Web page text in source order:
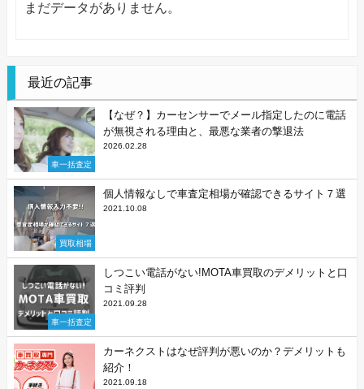
まだデータがありません。
最近の記事
車一括査定
【なぜ？】カーセンサーでメール指定したのに電話
が無視される理由と、最悪な業者の撃退法
2026.02.28
買取相場
個人情報なしで車査定相場が確認できるサイト７選
2021.10.08
車一括査定
しつこい電話がない!MOTA車買取のデメリットと口
コミ評判
2021.09.28
カーネクストはなぜ評判が悪いのか？デメリットも
紹介！
2021.09.18